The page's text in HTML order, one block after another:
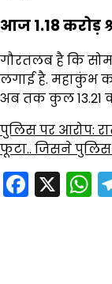
आज 1.18 करोड़
गौरतलब है कि
लगाई है. महाकुंभ
अब तक कुल 13.21
पुलिस पर आरोप:
फूटा.. जिसने
X